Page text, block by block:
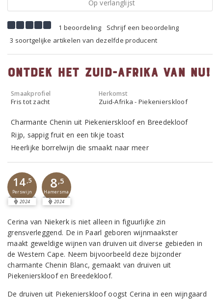
Op verlanglijst
1 beoordeling
Schrijf een beoordeling
3 soortgelijke artikelen van dezelfde producent
Ontdek het Zuid-Afrika van nu!
Smaakprofiel
Fris tot zacht
Herkomst
Zuid-Afrika - Piekenierskloof
Charmante Chenin uit Piekenierskloof en Breedekloof
Rijp, sappig fruit en een tikje toast
Heerlijke borrelwijn die smaakt naar meer
14,5
Perswijn
2024
8,5
Hamersma
2024
Cerina van Niekerk is niet alleen in figuurlijke zin
grensverleggend. De in Paarl geboren wijnmaakster
maakt geweldige wijnen van druiven uit diverse gebieden in
de Western Cape. Neem bijvoorbeeld deze bijzonder
charmante Chenin Blanc, gemaakt van druiven uit
Piekenierskloof en Breedekloof.
De druiven uit Piekenierskloof oogst Cerina in een wijngaard